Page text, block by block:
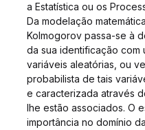
a Estatística ou os
Da modelação
Kolmogorov passa-se à
da sua identificação
variáveis aleatórias, ou
probabilista de tais
e caracterizada através
lhe estão associados. O
importância no domínio